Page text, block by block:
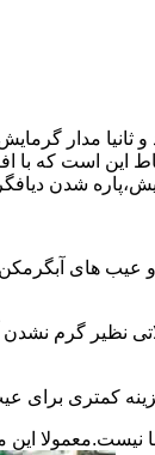
ثانیا مدار
این است که
شدن
های
گرم
کمتری برای
نیست.معمولا